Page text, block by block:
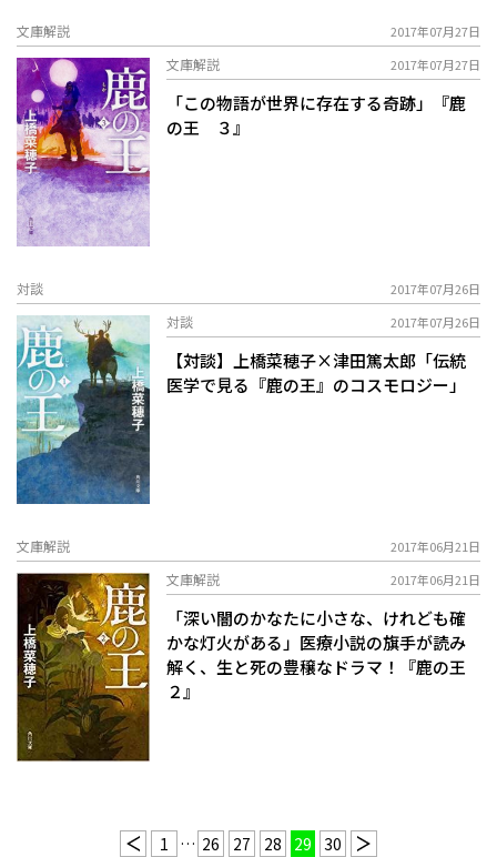
文庫解説 2017年07月27日
文庫解説 2017年07月27日
「この物語が世界に存在する奇跡」『鹿
の王 ３』
対談 2017年07月26日
対談 2017年07月26日
【対談】上橋菜穂子×津田篤太郎「伝統
医学で見る『鹿の王』のコスモロジー」
文庫解説 2017年06月21日
文庫解説 2017年06月21日
「深い闇のかなたに小さな、けれども確
かな灯火がある」医療小説の旗手が読み
解く、生と死の豊穣なドラマ！『鹿の王
２』
1 … 26 27 28 29 30